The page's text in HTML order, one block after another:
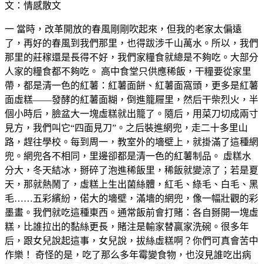
文：情感散文
一 當時，改革開放的春風剛剛吹起來，但我的老家太偏遠
了，再好的春風到我們那里，也得跋涉千山萬水。所以，我們
那里的莊稼還是長得不好，我們家糧食就總是不夠吃。大部分
人家的糧食都不夠吃。 高中食堂只供應稀飯，干糧要從家里
帶，都是清一色的紅薯：紅薯面餅、紅薯面窩頭，更多是紅薯
面虛糕——發酵的紅薯面糊，倒進籠屜里，然后干柴烈火，半
個小時后，臉盆大一塊虛糕就出籠了。隨后，用菜刀切成兩寸
見方，我們叫它“四面見刀”。之后裝進網兜，走二十多里山
路，趕往學校。每到周一，教室外的墻壁上，就掛滿了這種網
兜。網兜各不相同，里邊卻都是清一色的紅薯制品。 虛糕水
分大，冬天結冰，掰碎了泡進稀飯里，稀飯就變涼了；若是夏
天，那就熱鬧了，虛糕上生出菌絲體，紅毛、綠毛、白毛、黑
毛……五彩繽紛，偌大的墻壁，滿墻的網兜，像一幅壯觀的彩
墨畫。我們就吃這種東西。通常飯前會打賭：各自掰開一塊虛
糕，比誰拉出的黏絲更長，賭注是輸家替贏家洗碗。很多年
后，跟女兒說起這事，女兒說，拔絲虛糕啊？你們可真會苦中
作樂！ 奇怪的是，吃了那么多年霉變食物，也沒見誰吃出病